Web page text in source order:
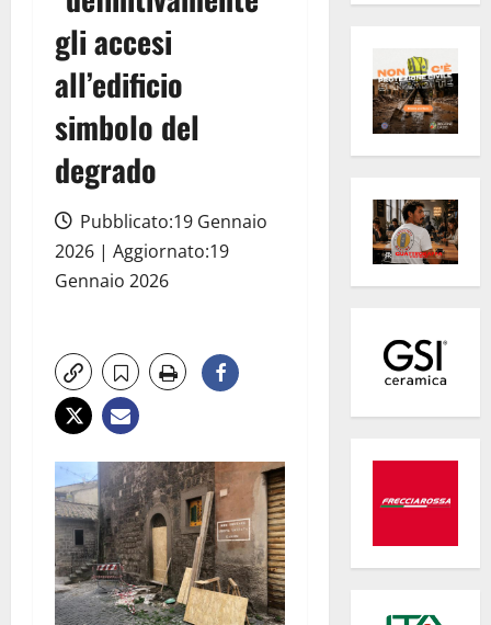
gli accesi
all’edificio
simbolo del
degrado
Pubblicato:19 Gennaio
2026 | Aggiornato:19
Gennaio 2026